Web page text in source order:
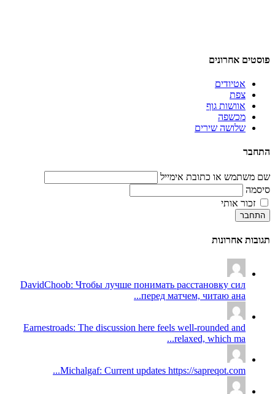
פוסטים אחרונים
אטיודים
צפת
אוושות גוף
מכשפה
שלושה שירים
התחבר
שם משתמש או כתובת אימייל
סיסמה
זכור אותי
התחבר
תגובות אחרונות
DavidChoob: Чтобы лучше понимать расстановку сил
перед матчем, читаю ана...
Earnestroads: The discussion here feels well-rounded and
relaxed, which ma...
Michalgaf: Current updates https://sapreqot.com...